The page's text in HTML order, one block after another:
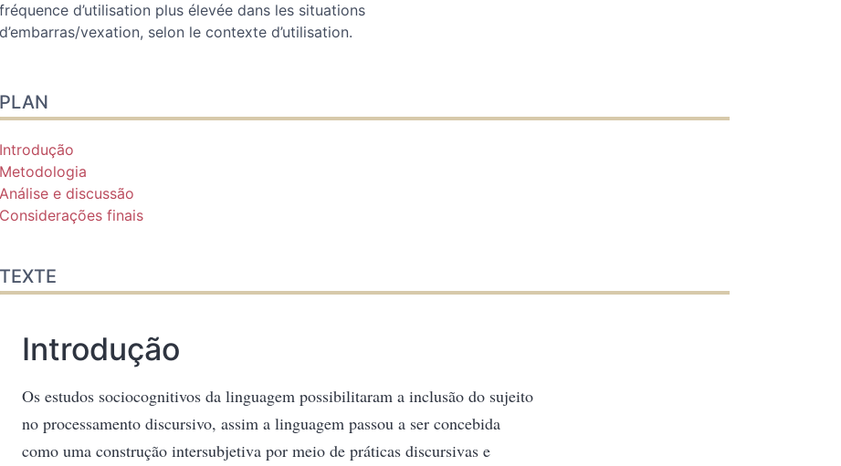
fréquence d’utilisation plus élevée dans les situations
d’embarras/vexation, selon le contexte d’utilisation.
PLAN
Introdução
Metodologia
Análise e discussão
Considerações finais
TEXTE
Introdução
Os estudos sociocognitivos da linguagem possibilitaram a inclusão do sujeito
no processamento discursivo, assim a linguagem passou a ser concebida
como uma construção intersubjetiva por meio de práticas discursivas e